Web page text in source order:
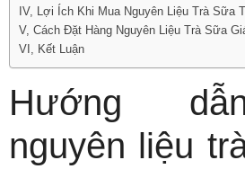
IV, Lợi Ích Khi Mua Nguyên Liệu Trà Sữa
V, Cách Đặt Hàng Nguyên Liệu Trà Sữa
VI, Kết Luận
Hướng
nguyên liệu